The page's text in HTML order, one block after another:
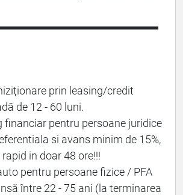
prin leasing/credit
de 12 - 60 luni.
pentru persoane juridice
si avans minim de 15%,
in doar 48 ore!!!
pentru persoane fizice / PFA
între 22 - 75 ani (la terminarea